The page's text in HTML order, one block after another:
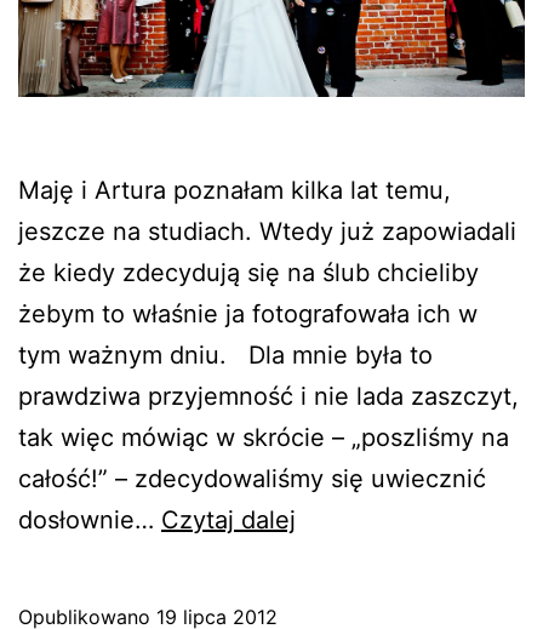
Maję i Artura poznałam kilka lat temu,
jeszcze na studiach. Wtedy już zapowiadali
że kiedy zdecydują się na ślub chcieliby
żebym to właśnie ja fotografowała ich w
tym ważnym dniu. Dla mnie była to
prawdziwa przyjemność i nie lada zaszczyt,
tak więc mówiąc w skrócie – „poszliśmy na
całość!” – zdecydowaliśmy się uwiecznić
dosłownie… Czytaj dalej
Opublikowano 19 lipca 2012